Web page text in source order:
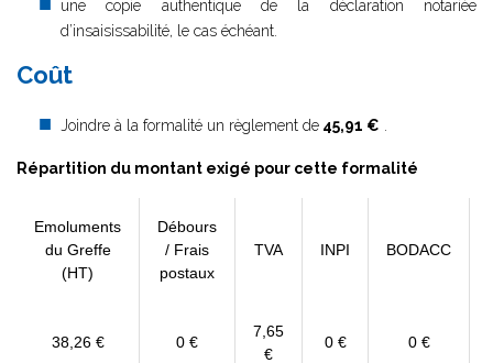
une copie authentique de la déclaration notariée
d’insaisissabilité, le cas échéant.
Coût
Joindre à la formalité un règlement de 45,91 €
Répartition du montant exigé pour cette formalité
Emoluments
du Greffe
(HT)
Débours
/ Frais
postaux
TVA INPI BODACC
38,26 € 0 €
7,65
€
0 € 0 €